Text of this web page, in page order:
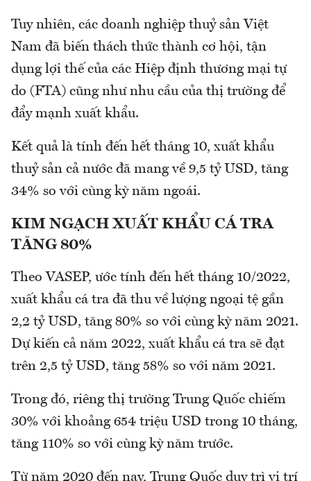
Tuy nhiên, các doanh nghiệp thuỷ sản Việt
Nam đã biến thách thức thành cơ hội, tận
dụng lợi thế của các Hiệp định thương mại tự
do (FTA) cũng như nhu cầu của thị trường để
đẩy mạnh xuất khẩu.
Kết quả là tính đến hết tháng 10, xuất khẩu
thuỷ sản cả nước đã mang về 9,5 tỷ USD, tăng
34% so với cùng kỳ năm ngoái.
KIM NGẠCH XUẤT KHẨU CÁ TRA
TĂNG 80%
Theo VASEP, ước tính đến hết tháng 10/2022,
xuất khẩu cá tra đã thu về lượng ngoại tệ gần
2,2 tỷ USD, tăng 80% so với cùng kỳ năm 2021.
Dự kiến cả năm 2022, xuất khẩu cá tra sẽ đạt
trên 2,5 tỷ USD, tăng 58% so với năm 2021.
Trong đó, riêng thị trường Trung Quốc chiếm
30% với khoảng 654 triệu USD trong 10 tháng,
tăng 110% so với cùng kỳ năm trước.
Từ năm 2020 đến nay, Trung Quốc duy trì vị trí